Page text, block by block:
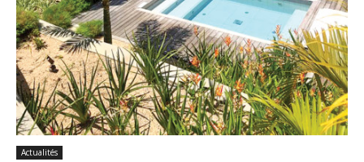
Actualités